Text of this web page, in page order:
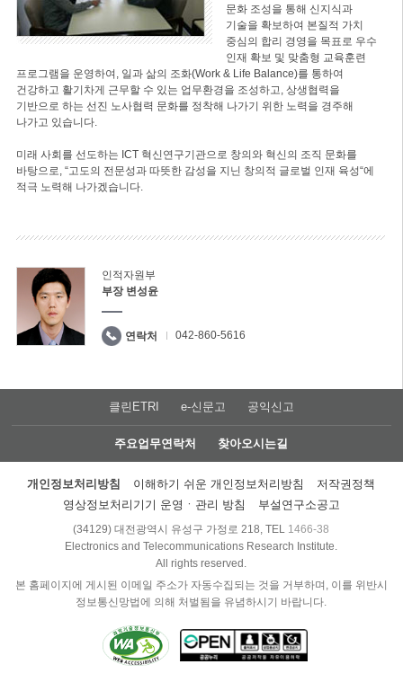
문화 조성을 통해 신지식과
기술을 확보하여 본질적 가치
중심의 합리 경영을 목표로 우수
인재 확보 및 맞춤형 교육훈련
프로그램을 운영하여, 일과 삶의 조화(Work & Life Balance)를 통하여
건강하고 활기차게 근무할 수 있는 업무환경을 조성하고, 상생협력을
기반으로 하는 선진 노사협력 문화를 정착해 나가기 위한 노력을 경주해
나가고 있습니다.
미래 사회를 선도하는 ICT 혁신연구기관으로 창의와 혁신의 조직 문화를
바탕으로, “고도의 전문성과 따뜻한 감성을 지닌 창의적 글로벌 인재 육성“에
적극 노력해 나가겠습니다.
인적자원부
부장 변성윤
연락처 042-860-5616
클린ETRI e-신문고 공익신고
주요업무연락처 찾아오시는길
개인정보처리방침 이해하기 쉬운 개인정보처리방침
저작권정책
영상정보처리기기 운영ㆍ관리 방침
부설연구소공고
(34129) 대전광역시 유성구 가정로 218, TEL 1466-38
Electronics and Telecommunications Research Institute.
All rights reserved.
본 홈페이지에 게시된 이메일 주소가 자동수집되는 것을 거부하며, 이를 위반시
정보통신망법에 의해 처벌됨을 유념하시기 바랍니다.